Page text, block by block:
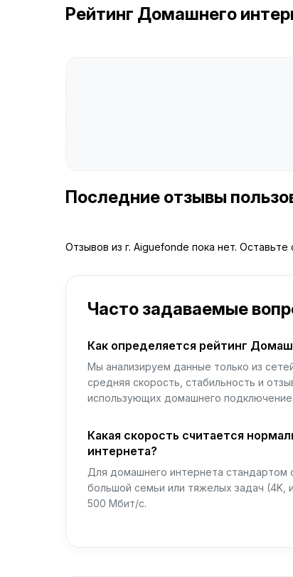
Рейтинг Домашнего
Последние отзывы
Отзывов из г. Aiguefonde пока нет. Оставьте
Часто задаваемые
Как определяется рейтинг
Мы анализируем данные только из
средняя скорость, стабильность и
использующих домашнего подключение.
Какая скорость считается
интернета?
Для домашнего интернета стандартом
большой семьи или тяжелых задач
500 Мбит/с.